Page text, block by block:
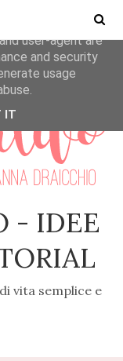
- IDEE
vita semplice e
its services
user-agent are
and security
usage
IT